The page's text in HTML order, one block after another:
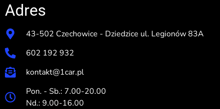
Adres
43-502 Czechowice - Dziedzice ul. Legionów 83A
602 192 932
kontakt@1car.pl
Pon. - Sb.: 7.00-20.00
Nd.: 9.00-16.00